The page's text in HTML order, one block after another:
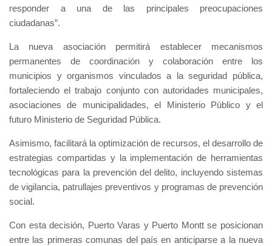
responder a una de las principales preocupaciones
ciudadanas”.
La nueva asociación permitirá establecer mecanismos
permanentes de coordinación y colaboración entre los
municipios y organismos vinculados a la seguridad pública,
fortaleciendo el trabajo conjunto con autoridades municipales,
asociaciones de municipalidades, el Ministerio Público y el
futuro Ministerio de Seguridad Pública.
Asimismo, facilitará la optimización de recursos, el desarrollo de
estrategias compartidas y la implementación de herramientas
tecnológicas para la prevención del delito, incluyendo sistemas
de vigilancia, patrullajes preventivos y programas de prevención
social.
Con esta decisión, Puerto Varas y Puerto Montt se posicionan
entre las primeras comunas del país en anticiparse a la nueva